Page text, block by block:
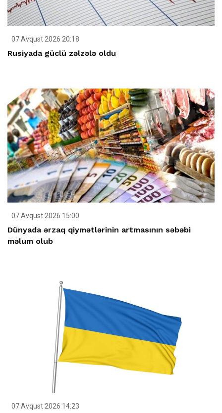
07 Avqust 2026 20:18
Rusiyada güclü zəlzələ oldu
07 Avqust 2026 15:00
Dünyada ərzaq qiymətlərinin artmasının səbəbi
məlum olub
07 Avqust 2026 14:23